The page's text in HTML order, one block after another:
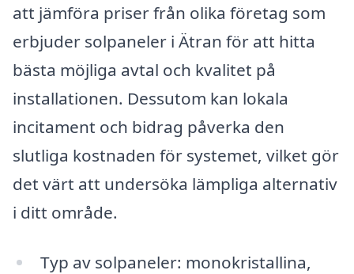
att jämföra priser från olika företag som
erbjuder solpaneler i Ätran för att hitta
bästa möjliga avtal och kvalitet på
installationen. Dessutom kan lokala
incitament och bidrag påverka den
slutliga kostnaden för systemet, vilket gör
det värt att undersöka lämpliga alternativ
i ditt område.
Typ av solpaneler: monokristallina,